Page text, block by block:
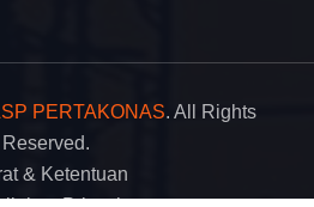
PERTAKONAS. All Rights
Reserved.
& Ketentuan